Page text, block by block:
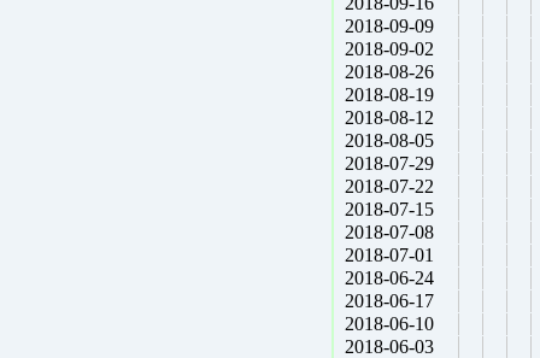
2018-09-09
2018-09-02
2018-08-26
2018-08-19
2018-08-12
2018-08-05
2018-07-29
2018-07-22
2018-07-15
2018-07-08
2018-07-01
2018-06-24
2018-06-17
2018-06-10
2018-06-03